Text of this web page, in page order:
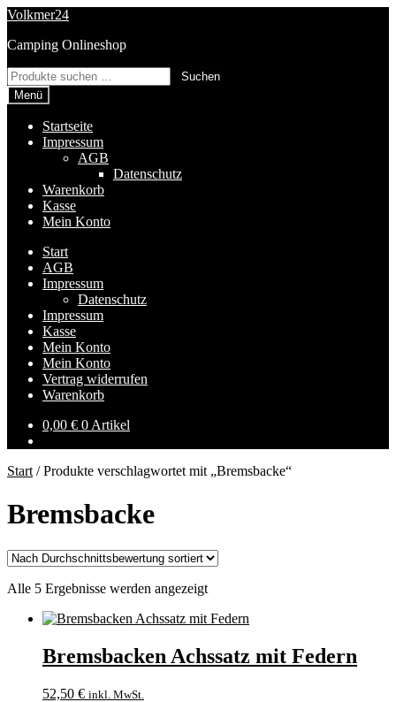
Zur
springen
Zum
springen
Volkmer24
Camping Onlineshop
Suchen
nach:
Suchen
Menü
Startseite
Impressum
AGB
Datenschutz
Warenkorb
Kasse
Mein Konto
Start
AGB
Impressum
Datenschutz
Impressum
Kasse
Mein Konto
Mein Konto
Vertrag widerrufen
Warenkorb
0,00 € 0 Artikel
Start /Produkte verschlagwortet mit „Bremsbacke“
Bremsbacke
Alle 5 Ergebnisse werden angezeigtNach
sortiert
Bremsbacken Achssatz mit Federn
52,50 € inkl. MwSt.